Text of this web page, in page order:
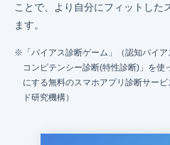
ことで、より自分にフィットした
ます。
「バイアス診断ゲーム」（認知バイ
コンピテンシー診断(特性診断)」を
にする無料のスマホアプリ診断サー
ド研究機構）